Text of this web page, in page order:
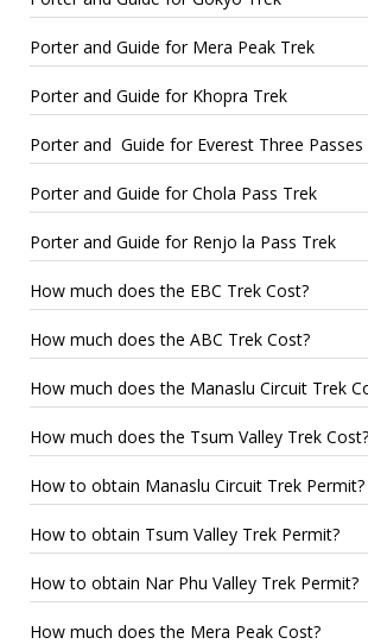
Porter and Guide for Mera Peak Trek
Porter and Guide for Khopra Trek
Porter and Guide for Everest Three Passes
Porter and Guide for Chola Pass Trek
Porter and Guide for Renjo la Pass Trek
How much does the EBC Trek Cost?
How much does the ABC Trek Cost?
How much does the Manaslu Circuit Trek
How much does the Tsum Valley Trek Cost?
How to obtain Manaslu Circuit Trek Permit?
How to obtain Tsum Valley Trek Permit?
How to obtain Nar Phu Valley Trek Permit?
How much does the Mera Peak Cost?